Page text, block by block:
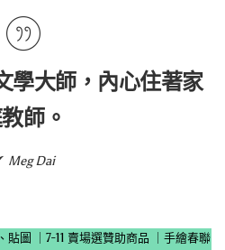
學大師，內心住著家
師。
Meg Dai
貼圖 7-11 賣場選贊助商品
手繪春聯